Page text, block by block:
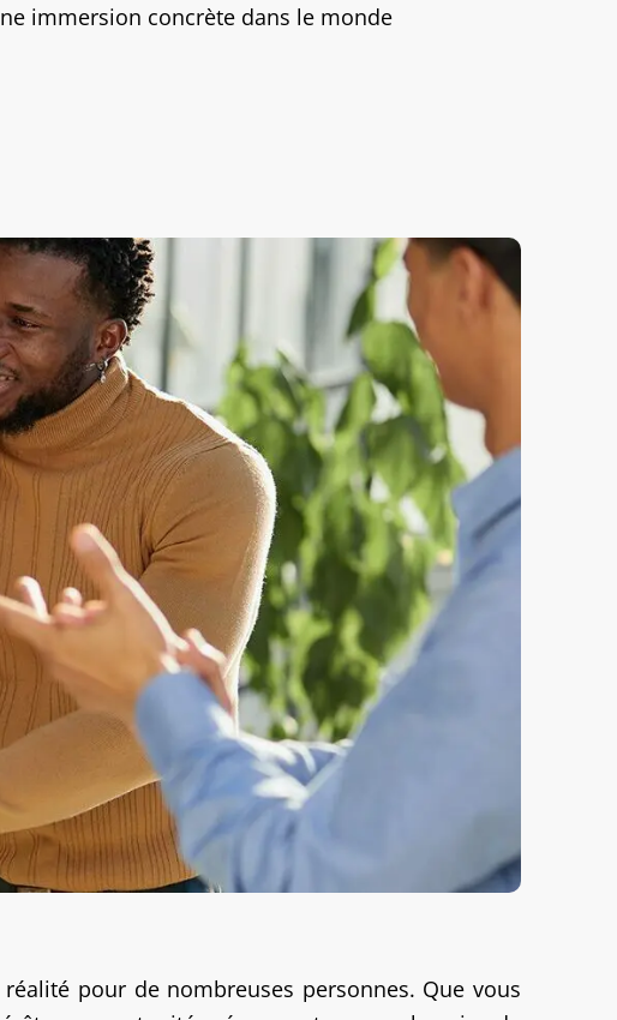
immersion concrète dans le monde
pour de nombreuses personnes. Que vous